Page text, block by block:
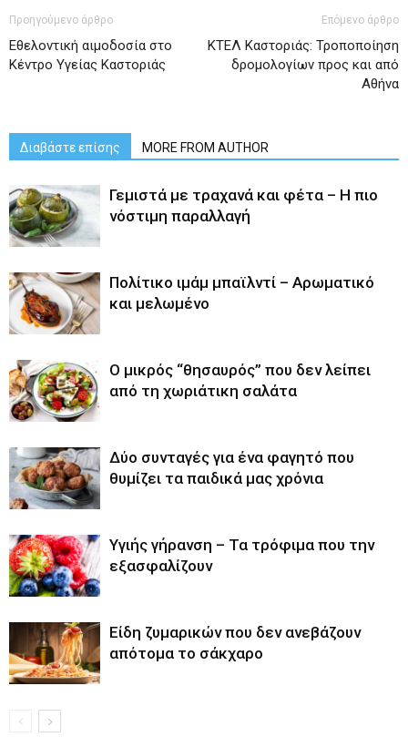
Προηγούμενο άρθρο
Εθελοντική αιμοδοσία στο
Κέντρο Υγείας Καστοριάς
Επόμενο άρθρο
ΚΤΕΛ Καστοριάς: Τροποποίηση
δρομολογίων προς και από
Αθήνα
Διαβάστε επίσης MORE FROM AUTHOR
Γεμιστά με τραχανά και φέτα – Η πιο
νόστιμη παραλλαγή
Πολίτικο ιμάμ μπαϊλντί – Αρωματικό
και μελωμένο
O μικρός “θησαυρός” που δεν λείπει
από τη χωριάτικη σαλάτα
Δύο συνταγές για ένα φαγητό που
θυμίζει τα παιδικά μας χρόνια
Υγιής γήρανση – Τα τρόφιμα που την
εξασφαλίζουν
Είδη ζυμαρικών που δεν ανεβάζουν
απότομα το σάκχαρο